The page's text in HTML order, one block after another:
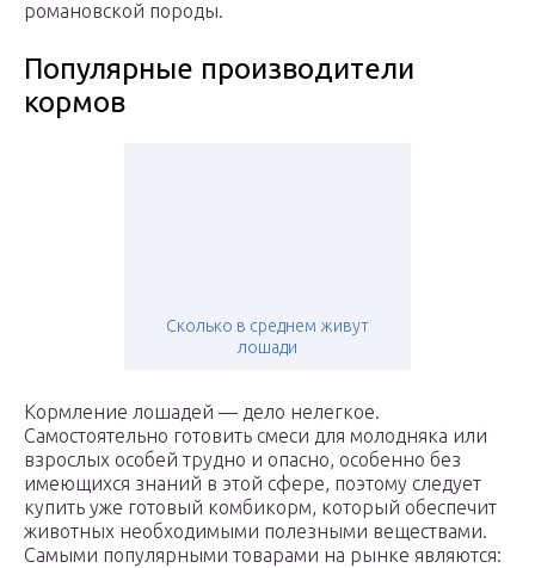
романовской породы.
Популярные производители
кормов
Сколько в среднем живут
лошади
Кормление лошадей — дело нелегкое.
Самостоятельно готовить смеси для молодняка или
взрослых особей трудно и опасно, особенно без
имеющихся знаний в этой сфере, поэтому следует
купить уже готовый комбикорм, который обеспечит
животных необходимыми полезными веществами.
Самыми популярными товарами на рынке являются: